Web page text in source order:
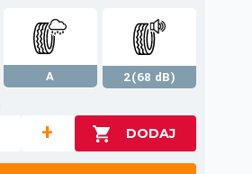
A
2(68 dB)
+